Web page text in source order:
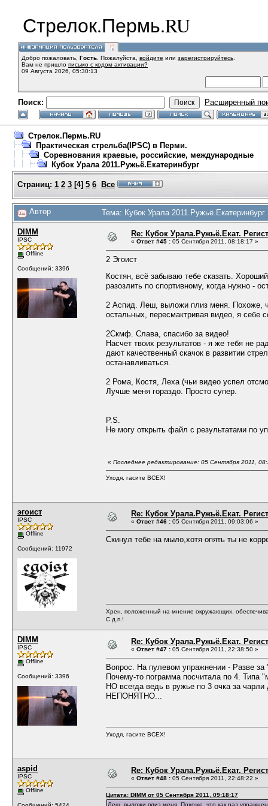
Стрелок.Пермь.RU
Добро пожаловать, Гость . Пожалуйста, войдите или зарегистрируйтесь
Вам не пришло письмо с кодом активации?
09 Августа 2026, 05:30:13
Поиск: Расширенный
Стрелок.Пермь.RU
Практическая стрельба(IPSC) в Перми.
Соревнования краевые, российские, международные
Кубок Урала 2011.Ружьё.Екатеринбург
Страниц: 1 2 3 [4] 5 6 Все
Автор Тема: Кубок Урала
DIMM
IPSC
Offline
Сообщений: 3396
Re: Кубок Урала.Ружьё.Екат.
« Ответ #45 : 05 Сентября 2011, 08:18:17 »
2 Эгоист
Костян, всё забываю тебе сказать.
разозлить по спортивному, когда нужно -
2 Аспид. Леш, выложи плиз меня. Похоже,
остальных, пересмактривая видео, я себе
2Скмф. Слава, спасибо за видео!
Насчет твоих результатов - я же тебя не
дают качественный скачок в развитии
останавливаться.
2 Рома, Костя, Леха (чьи видео успел
Лучше меня гораздо. Просто супер.
P.S.
Не могу открыть файл с результатами по
« Последнее редактирование: 05 Сентября 2011,
Уходя, гасите ВСЕХ!
эгоист
IPSC
Offline
Сообщений: 11972
Re: Кубок Урала.Ружьё.Екат.
« Ответ #46 : 05 Сентября 2011, 09:03:06 »
Скинул тебе на мыло,хотя опять ты не
Хрен, положенный на мнение окружающих,
С д.п.!
DIMM
IPSC
Offline
Сообщений: 3396
Re: Кубок Урала.Ружьё.Екат.
« Ответ #47 : 05 Сентября 2011, 22:38:50 »
Вопрос. На пулевом упражнении - Разве
Почему-то пограмма посчитала по 4. Типа
НО всегда ведь в ружье по 3 очка за чарли
НЕПОНЯТНО...
Уходя, гасите ВСЕХ!
aspid
IPSC
Offline
Re: Кубок Урала.Ружьё.Екат.
« Ответ #48 : 05 Сентября 2011, 22:48:22 »
Цитата: DIMM от 05 Сентября 2011, 09:18:17
Леш, выложи плиз меня. Похоже, что как раз